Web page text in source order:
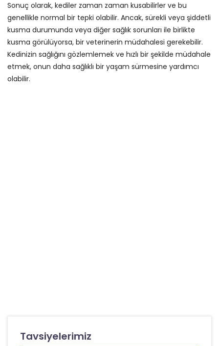
Sonuç olarak, kediler zaman zaman kusabilirler ve bu
genellikle normal bir tepki olabilir. Ancak, sürekli veya şiddetli
kusma durumunda veya diğer sağlık sorunları ile birlikte
kusma görülüyorsa, bir veterinerin müdahalesi gerekebilir.
Kedinizin sağlığını gözlemlemek ve hızlı bir şekilde müdahale
etmek, onun daha sağlıklı bir yaşam sürmesine yardımcı
olabilir.
Tavsiyelerimiz